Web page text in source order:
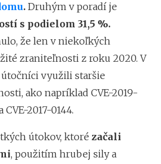
. Druhým v poradí je
s podielom 31,5 %.
že len v niekoľkých
zraniteľnosti z roku 2020. V
využili staršie
ako napríklad CVE-2019-
CVE-2017-0144.
útokov, ktoré začali
, použitím hrubej sily a